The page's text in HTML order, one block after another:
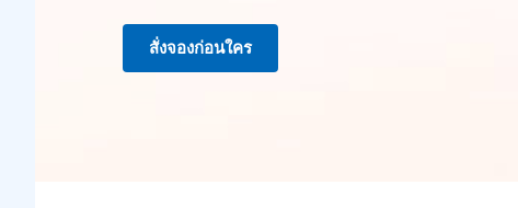
สั่งจองก่อนใคร